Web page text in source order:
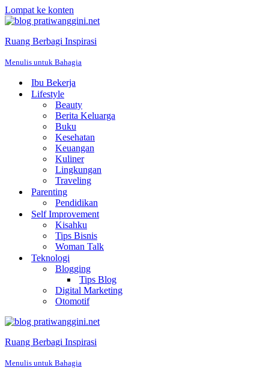
Lompat ke konten
Ruang Berbagi Inspirasi
Menulis untuk Bahagia
Ibu Bekerja
Lifestyle
Beauty
Berita Keluarga
Buku
Kesehatan
Keuangan
Kuliner
Lingkungan
Traveling
Parenting
Pendidikan
Self Improvement
Kisahku
Tips Bisnis
Woman Talk
Teknologi
Blogging
Tips Blog
Digital Marketing
Otomotif
Ruang Berbagi Inspirasi
Menulis untuk Bahagia